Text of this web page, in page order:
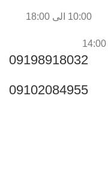
09198918032
09102084955